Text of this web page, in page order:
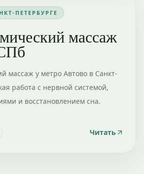
ПЕТЕРБУРГЕ
массаж
массаж у метро Автово в Санкт-
работа с нервной системой,
и восстановлением сна.
Читать